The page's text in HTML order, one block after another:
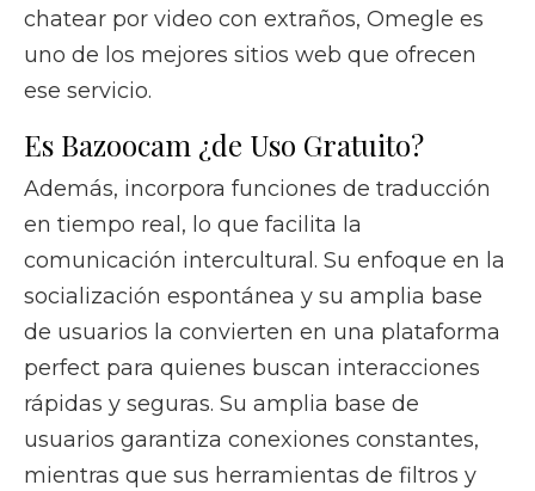
chatear por video con extraños, Omegle es
uno de los mejores sitios web que ofrecen
ese servicio.
Es Bazoocam ¿de Uso Gratuito?
Además, incorpora funciones de traducción
en tiempo real, lo que facilita la
comunicación intercultural. Su enfoque en la
socialización espontánea y su amplia base
de usuarios la convierten en una plataforma
perfect para quienes buscan interacciones
rápidas y seguras. Su amplia base de
usuarios garantiza conexiones constantes,
mientras que sus herramientas de filtros y